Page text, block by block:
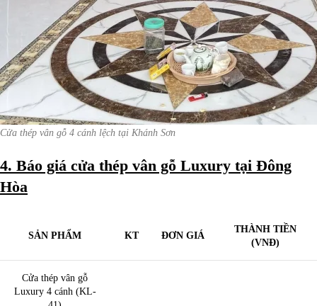
Cửa thép vân gỗ 4 cánh lệch tại Khánh Sơn
4. Báo giá cửa thép vân gỗ Luxury tại Đông
Hòa
SẢN PHẨM KT ĐƠN GIÁ
THÀNH TIỀN
(VNĐ)
Cửa thép vân gỗ
Luxury 4 cánh (KL-